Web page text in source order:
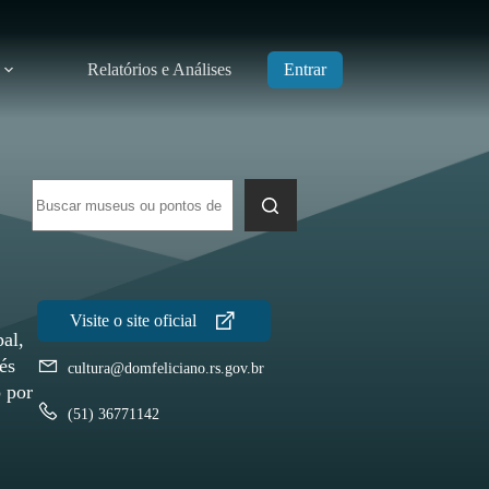
Relatórios e Análises Entrar
resultados
cultura@domfeliciano.rs.gov.br
(51) 36771142
por